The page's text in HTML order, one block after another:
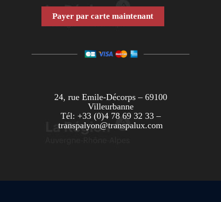
Payer par carte maintenant
24, rue Emile-Décorps – 69100
Villeurbanne
Tél: +33 (0)4 78 69 32 33 –
transpalyon@transpalux.com